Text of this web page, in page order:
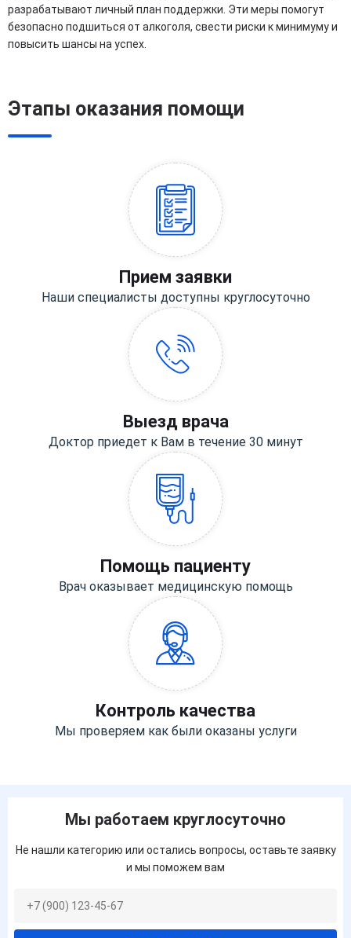
разрабатывают личный план поддержки. Эти меры помогут
безопасно подшиться от алкоголя, свести риски к минимуму и
повысить шансы на успех.
Этапы оказания помощи
Прием заявки
Наши специалисты доступны круглосуточно
Выезд врача
Доктор приедет к Вам в течение 30 минут
Помощь пациенту
Врач оказывает медицинскую помощь
Контроль качества
Мы проверяем как были оказаны услуги
Мы работаем круглосуточно
Не нашли категорию или остались вопросы, оставьте заявку
и мы поможем вам